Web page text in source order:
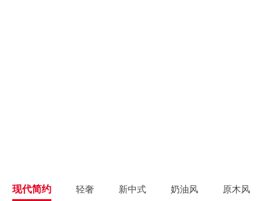
现代简约 轻奢 新中式 奶油风 原木风